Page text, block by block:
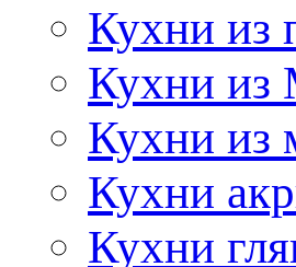
Кухни из
Кухни
Кухни из
Кухни
Кухни